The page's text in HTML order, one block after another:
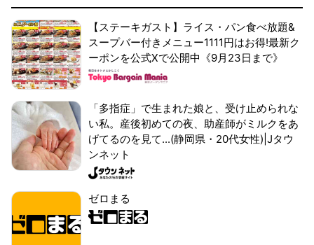
【ステーキガスト】ライス・パン食べ放題&
スープバー付きメニュー1111円はお得!最新ク
ーポンを公式Xで公開中《9月23日まで》
「多指症」で生まれた娘と、受け止められな
い私。産後初めての夜、助産師がミルクをあ
げてるのを見て...(静岡県・20代女性)|Jタウ
ンネット
ゼロまる